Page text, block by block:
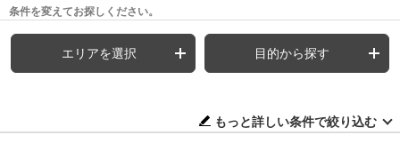
条件を変えてお探しください。
エリアを選択 目的から探す
もっと詳しい条件で絞り込む